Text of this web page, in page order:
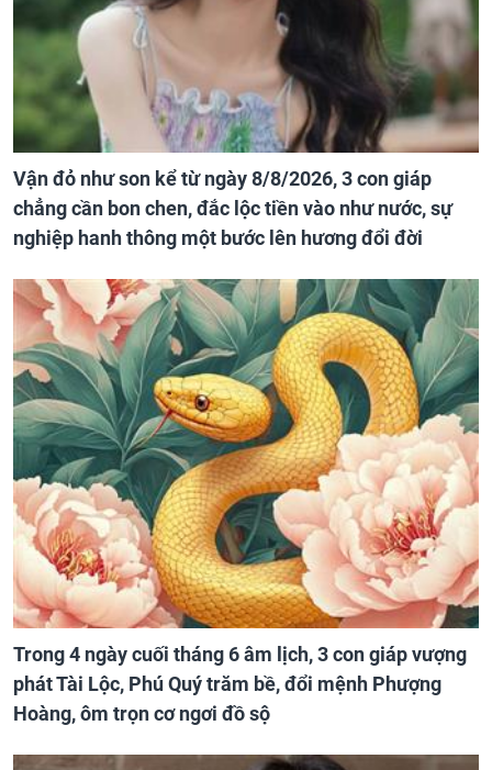
Vận đỏ như son kể từ ngày 8/8/2026, 3 con giáp
chẳng cần bon chen, đắc lộc tiền vào như nước, sự
nghiệp hanh thông một bước lên hương đổi đời
Trong 4 ngày cuối tháng 6 âm lịch, 3 con giáp vượng
phát Tài Lộc, Phú Quý trăm bề, đổi mệnh Phượng
Hoàng, ôm trọn cơ ngơi đồ sộ